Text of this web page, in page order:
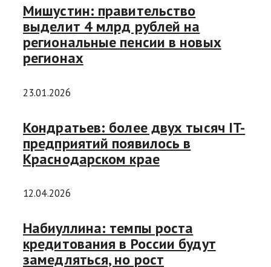
Мишустин: правительство
выделит 4 млрд рублей на
региональные пенсии в новых
регионах
23.01.2026
Кондратьев: более двух тысяч IT-
предприятий появилось в
Краснодарском крае
12.04.2026
Набиуллина: темпы роста
кредитования в России будут
замедляться, но рост